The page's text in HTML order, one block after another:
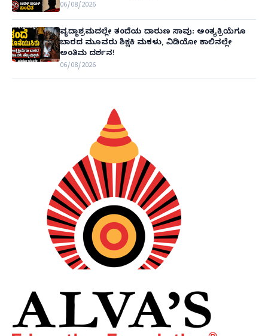
06/08/2026
ವೃದ್ಧಾಶ್ರಮದಲ್ಲೇ ತಂದೆಯ ದಾರುಣ ಸಾವು: ಅಂತ್ಯಕ್ರಿಯೆಗೂ
ಬಾರದ ಮೂವರು ಶಿಕ್ಷಕಿ ಮಕಳು, ವಿಡಿಯೋ ಕಾಲಿನಲ್ಲೇ
ಅಂತಿಮ ದರ್ಶನ!
06/08/2026